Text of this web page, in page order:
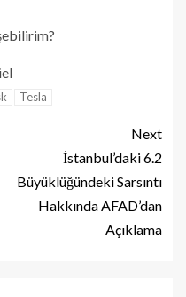
Tesla
Next
İstanbul’daki 6.2
Büyüklüğündeki Sarsıntı
Hakkında AFAD’dan
Açıklama